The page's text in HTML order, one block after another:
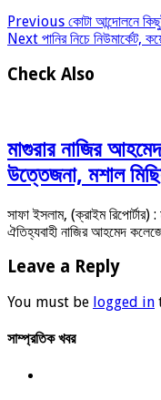
Previous কোটা আন্দোলনে
Next পানির নিচে নিউমার্কেট,
Check Also
মাগুরার নাজির
উত্তেজনা, মশাল
সাফা ইসলাম, (ক্রাইম
ঐতিহ্যবাহী নাজির আহমেদ
Leave a Reply
You must be logged in
সাম্প্রতিক খবর